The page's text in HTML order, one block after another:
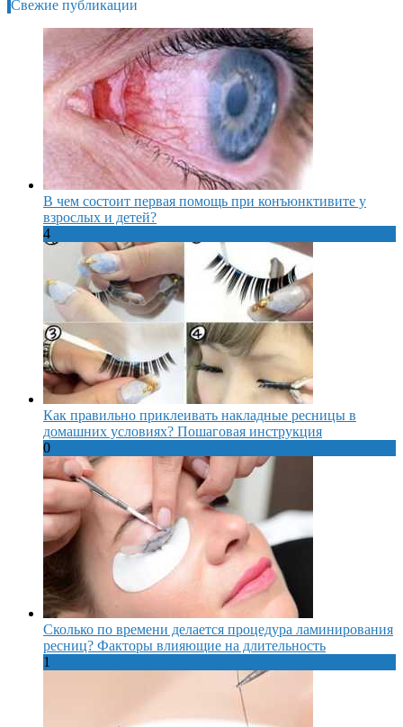
Свежие публикации
В чем состоит первая помощь при конъюнктивите у
взрослых и детей?
4
Как правильно приклеивать накладные ресницы в
домашних условиях? Пошаговая инструкция
0
Сколько по времени делается процедура ламинирования
ресниц? Факторы влияющие на длительность
1